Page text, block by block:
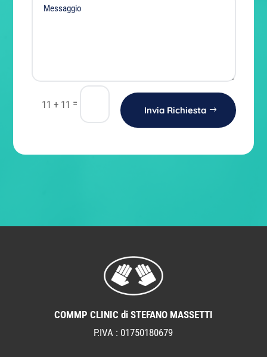
11 + 11 =
Invia Richiesta
COMMP CLINIC di STEFANO MASSETTI
P.IVA : 01750180679